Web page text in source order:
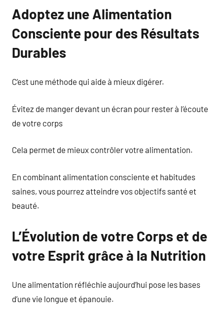
Adoptez une Alimentation
Consciente pour des Résultats
Durables
C’est une méthode qui aide à mieux digérer.
Évitez de manger devant un écran pour rester à l’écoute
de votre corps
Cela permet de mieux contrôler votre alimentation.
En combinant alimentation consciente et habitudes
saines, vous pourrez atteindre vos objectifs santé et
beauté.
L’Évolution de votre Corps et de
votre Esprit grâce à la Nutrition
Une alimentation réfléchie aujourd’hui pose les bases
d’une vie longue et épanouie.